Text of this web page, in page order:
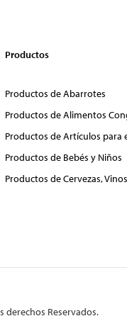
Productos
Productos de Abarrotes
Productos de Alimentos
Productos de Artículos para
Productos de Bebés y Niños
Productos de Cervezas,
derechos Reservados.